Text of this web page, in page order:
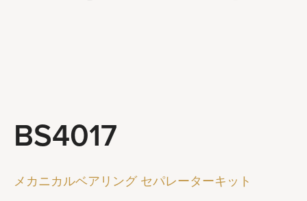
会社概要
代理店
BS4017
メカニカルベアリング セパレーターキット